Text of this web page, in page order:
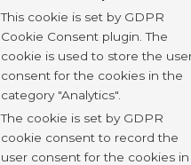
This cookie is set by GDPR
Cookie Consent plugin. The
cookie is used to store the
consent for the cookies in the
category "Analytics".
The cookie is set by GDPR
cookie consent to record the
user consent for the cookies in